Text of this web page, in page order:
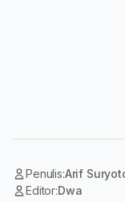
Penulis:Arif
Editor:Dwa